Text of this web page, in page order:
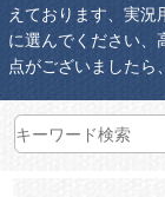
えております、実況
に選んでください、
点がございましたら